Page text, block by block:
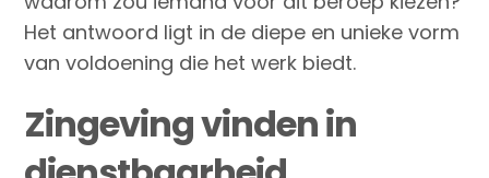
Het antwoord ligt in de diepe en unieke vorm
van voldoening die het werk biedt.
Zingeving vinden in